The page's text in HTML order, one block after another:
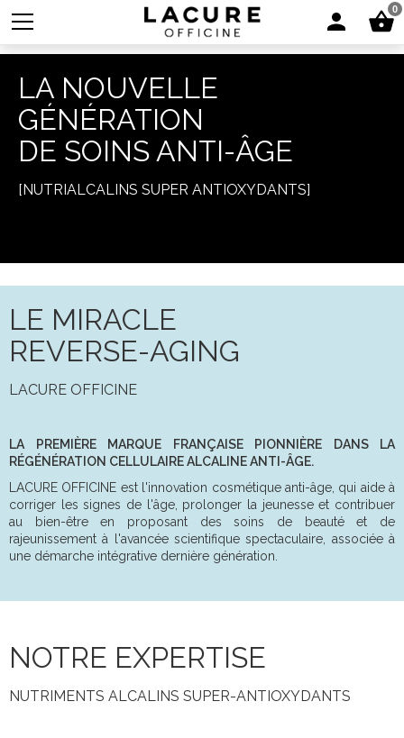
LA NOUVELLE
GÉNÉRATION
DE SOINS ANTI-ÂGE
[NUTRIALCALINS SUPER ANTIOXYDANTS]
LE MIRACLE
REVERSE-AGING
LACURE OFFICINE
LA PREMIÈRE MARQUE FRANÇAISE PIONNIÈRE DANS LA
RÉGÉNÉRATION CELLULAIRE ALCALINE ANTI-ÂGE.
LACURE OFFICINE est l'innovation cosmétique anti-âge, qui aide à
corriger les signes de l'âge, prolonger la jeunesse et contribuer
au bien-être en proposant des soins de beauté et de
rajeunissement à l'avancée scientifique spectaculaire, associée à
une démarche intégrative dernière génération.
NOTRE EXPERTISE
NUTRIMENTS ALCALINS SUPER-ANTIOXYDANTS
0